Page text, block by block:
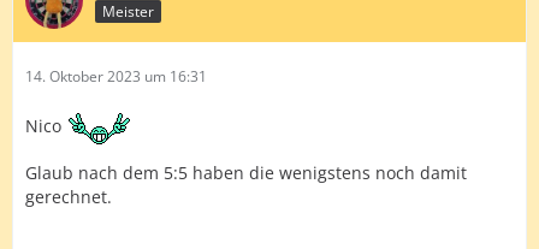
Meister
14. Oktober 2023 um 16:31
Nico
Glaub nach dem 5:5 haben die wenigstens noch damit
gerechnet.